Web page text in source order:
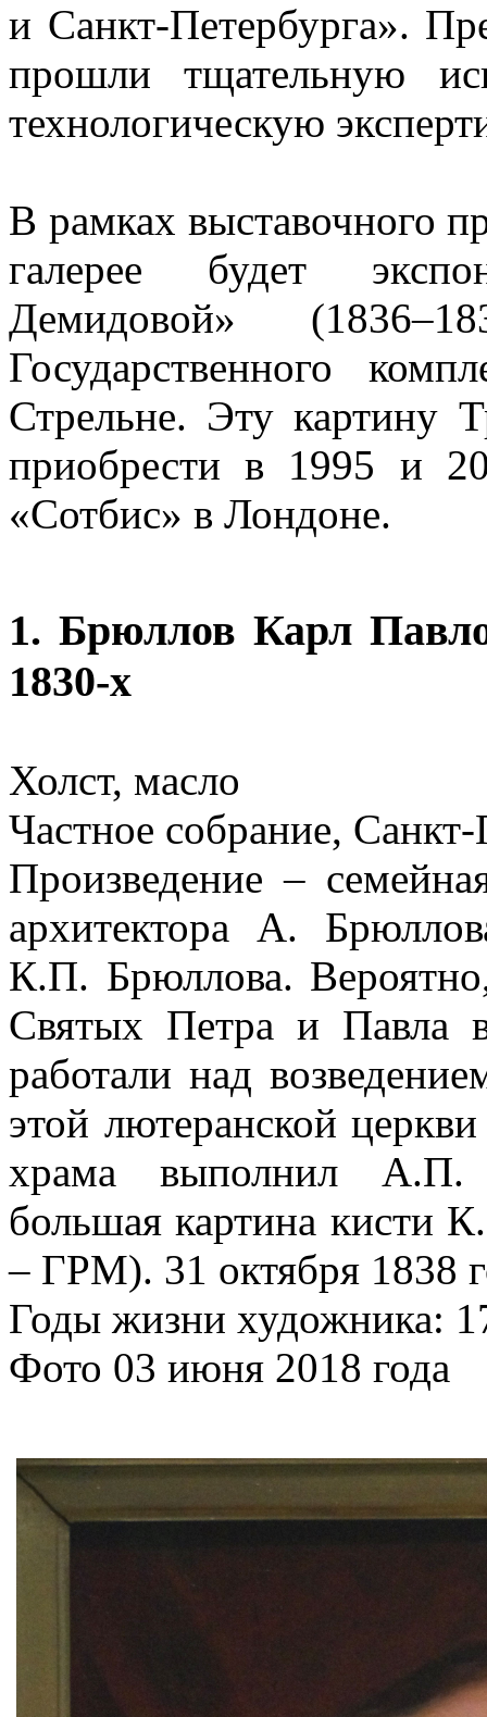
и Санкт-Петербурга».
прошли тщательную
технологическую
В рамках выставочного
галерее будет
Демидовой»
Государственного
Стрельне. Эту картину
приобрести в 1995 и
«Сотбис» в Лондоне.
1. Брюллов Карл
1830-х
Холст, масло
Частное собрание,
Произведение –
архитектора А.
К.П. Брюллова.
Святых Петра и Павла
работали над
этой лютеранской
храма выполнил А.П.
большая картина кисти
– ГРМ). 31 октября 1838
Годы жизни художника:
Фото 03 июня 2018 года